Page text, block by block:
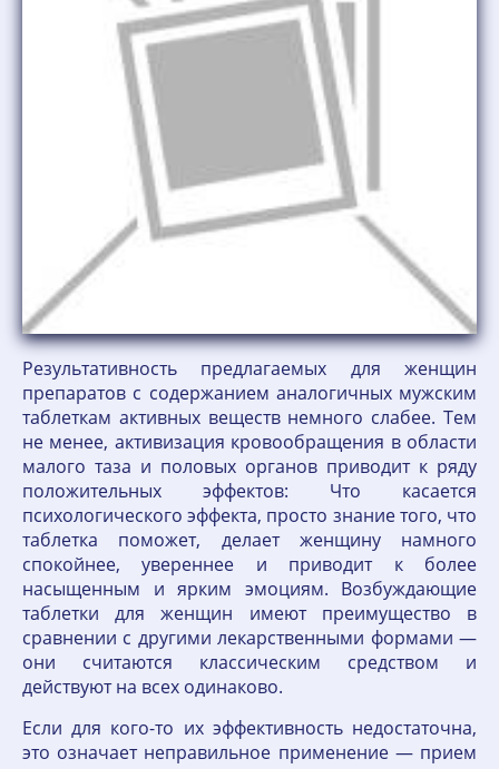
Результативность предлагаемых для женщин
препаратов с содержанием аналогичных мужским
таблеткам активных веществ немного слабее. Тем
не менее, активизация кровообращения в области
малого таза и половых органов приводит к ряду
положительных эффектов: Что касается
психологического эффекта, просто знание того, что
таблетка поможет, делает женщину намного
спокойнее, увереннее и приводит к более
насыщенным и ярким эмоциям. Возбуждающие
таблетки для женщин имеют преимущество в
сравнении с другими лекарственными формами —
они считаются классическим средством и
действуют на всех одинаково.
Если для кого-то их эффективность недостаточна,
это означает неправильное применение — прием